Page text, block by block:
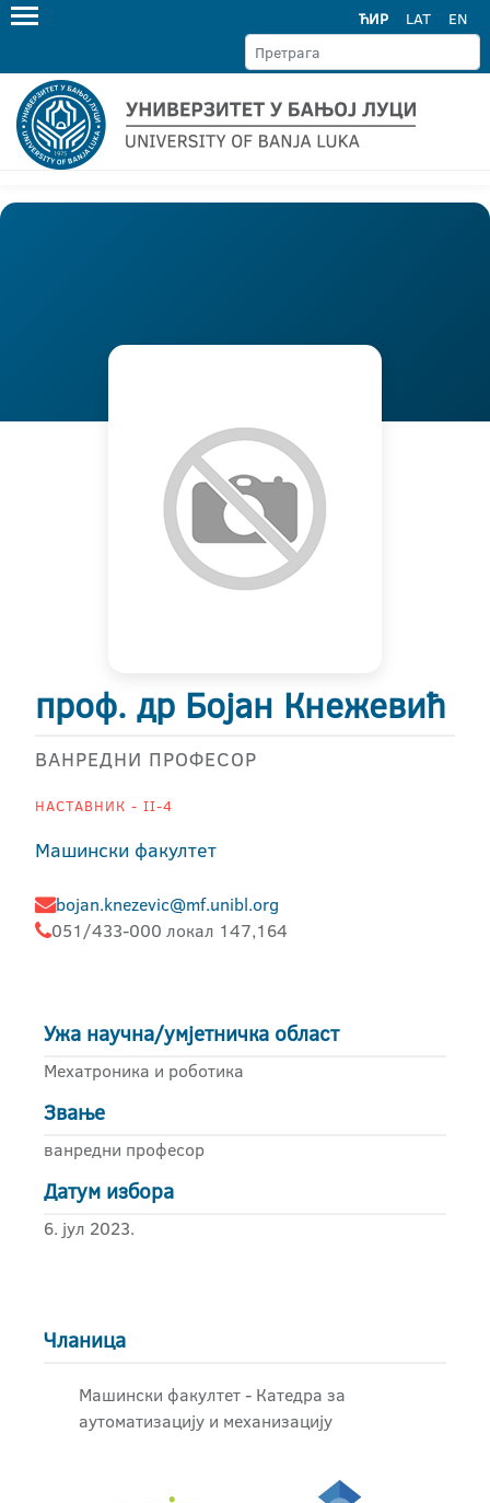
ЋИР LAT EN
проф. др Бојан Кнежевић
ВАНРЕДНИ ПРОФЕСОР
НАСТАВНИК - II-4
Машински факултет
bojan.knezevic@mf.unibl.org
051/433-000 локал 147,164
Ужа научна/умјетничка област
Мехатроника и роботика
Звање
ванредни професор
Датум избора
6. јул 2023.
Чланица
Машински факултет - Катедра за
аутоматизацију и механизацију